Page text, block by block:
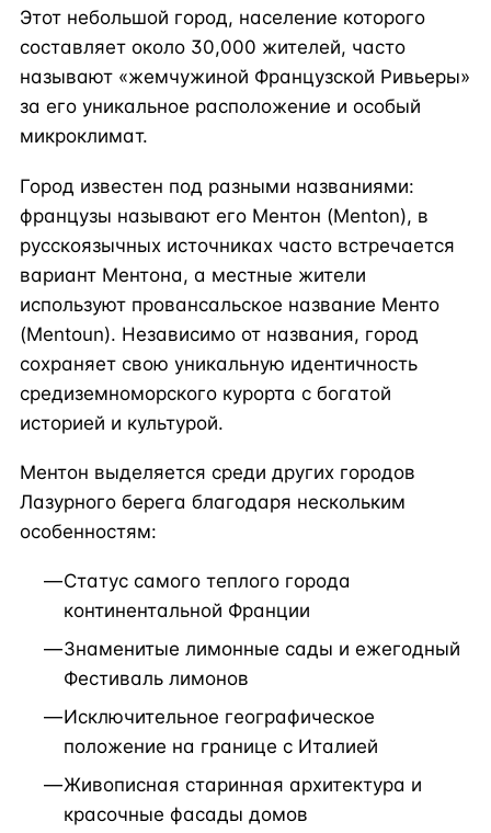
Этот небольшой город, население которого
составляет около 30,000 жителей, часто
называют «жемчужиной Французской Ривьеры»
за его уникальное расположение и особый
микроклимат.
Город известен под разными названиями:
французы называют его Ментон (Menton), в
русскоязычных источниках часто встречается
вариант Ментона, а местные жители
используют провансальское название Менто
(Mentoun). Независимо от названия, город
сохраняет свою уникальную идентичность
средиземноморского курорта с богатой
историей и культурой.
Ментон выделяется среди других городов
Лазурного берега благодаря нескольким
особенностям:
Статус самого теплого города
континентальной Франции
Знаменитые лимонные сады и ежегодный
Фестиваль лимонов
Исключительное географическое
положение на границе с Италией
Живописная старинная архитектура и
красочные фасады домов